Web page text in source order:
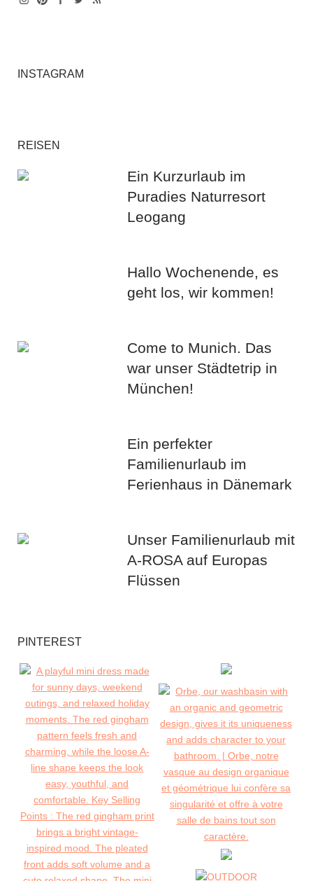
INSTAGRAM
REISEN
Ein Kurzurlaub im
Puradies Naturresort
Leogang
Hallo Wochenende, es
geht los, wir kommen!
Come to Munich. Das
war unser Städtetrip in
München!
Ein perfekter
Familienurlaub im
Ferienhaus in Dänemark
Unser Familienurlaub mit
A-ROSA auf Europas
Flüssen
PINTEREST